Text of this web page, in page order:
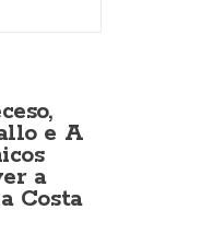
e A
a
Costa